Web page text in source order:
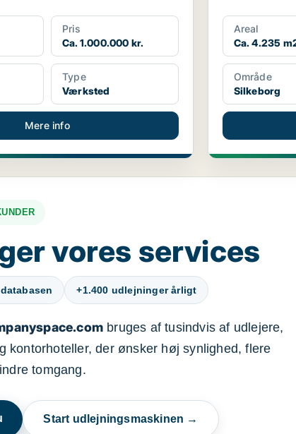
Pris
Ca. 1.000.000 kr.
Type
Værksted
Mere info
Areal
Ca. 4.235
Område
Silkeborg
vores services
+1.400 udlejninger årligt
bruges af tusindvis af udlejere,
kontorhoteller, der ønsker høj synlighed, flere
tomgang.
Start udlejningsmaskinen →